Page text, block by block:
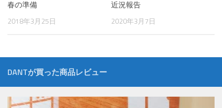
春の準備
2018年3月25日
近況報告
2020年3月7日
DANTが買った商品レビュー